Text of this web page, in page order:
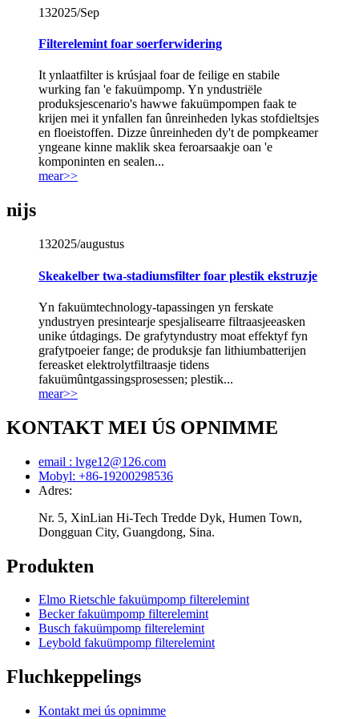
132025/Sep
Filterelemint foar soerferwidering
It ynlaatfilter is krúsjaal foar de feilige en stabile
wurking fan 'e fakuümpomp. Yn yndustriële
produksjescenario's hawwe fakuümpompen faak te
krijen mei it ynfallen fan ûnreinheden lykas stofdieltsjes
en floeistoffen. Dizze ûnreinheden dy't de pompkeamer
yngeane kinne maklik skea feroarsaakje oan 'e
komponinten en sealen...
mear>>
nijs
132025/augustus
Skeakelber twa-stadiumsfilter foar plestik ekstruzje
Yn fakuümtechnology-tapassingen yn ferskate
yndustryen presintearje spesjalisearre filtraasjeeasken
unike útdagings. De grafytyndustry moat effektyf fyn
grafytpoeier fange; de ​​produksje fan lithiumbatterijen
fereasket elektrolytfiltraasje tidens
fakuümûntgassingsprosessen; plestik...
mear>>
KONTAKT MEI ÚS OPNIMME
email : lvge12@126.com
Mobyl: +86-19200298536
Adres:
Nr. 5, XinLian Hi-Tech Tredde Dyk, Humen Town,
Dongguan City, Guangdong, Sina.
Produkten
Elmo Rietschle fakuümpomp filterelemint
Becker fakuümpomp filterelemint
Busch fakuümpomp filterelemint
Leybold fakuümpomp filterelemint
Fluchkeppelings
Kontakt mei ús opnimme